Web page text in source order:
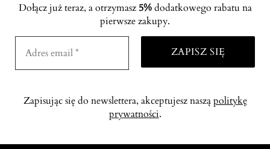
Dołącz już teraz, a otrzymasz 5%dodatkowego rabatu na
pierwsze zakupy.
Zapisując się do newslettera, akceptujesz nasząpolitykę
prywatności.